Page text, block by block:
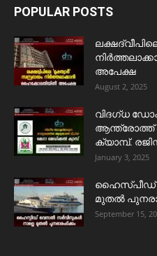
POPULAR POSTS
അപേക്ഷ
August 2, 2025
വിദഗ്ധ
ആന്ത്രോത്ത്
ക്യാമ്പ്.
January 3, 2025
ഹൈസ്പീഡ്
മുതൽ
September 15,